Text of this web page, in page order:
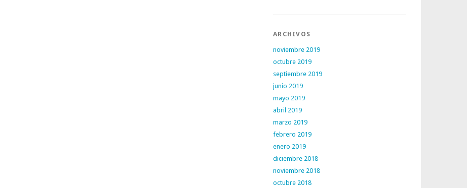
ARCHIVOS
noviembre 2019
octubre 2019
septiembre 2019
junio 2019
mayo 2019
abril 2019
marzo 2019
febrero 2019
enero 2019
diciembre 2018
noviembre 2018
octubre 2018